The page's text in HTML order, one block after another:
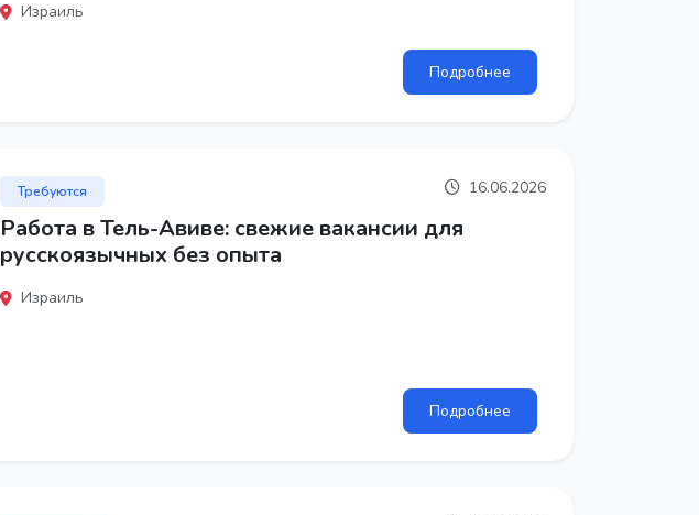
Израиль
Подробнее
Требуются 16.06.2026
Работа в Тель-Авиве: свежие вакансии для
русскоязычных без опыта
Израиль
Подробнее